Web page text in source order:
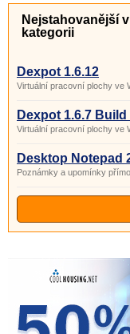
Nejstahovanější v
kategorii
Dexpot 1.6.12
Virtuální pracovní plochy ve
Dexpot 1.6.7
Virtuální pracovní plochy ve
Desktop Notepad
Poznámky a upomínky